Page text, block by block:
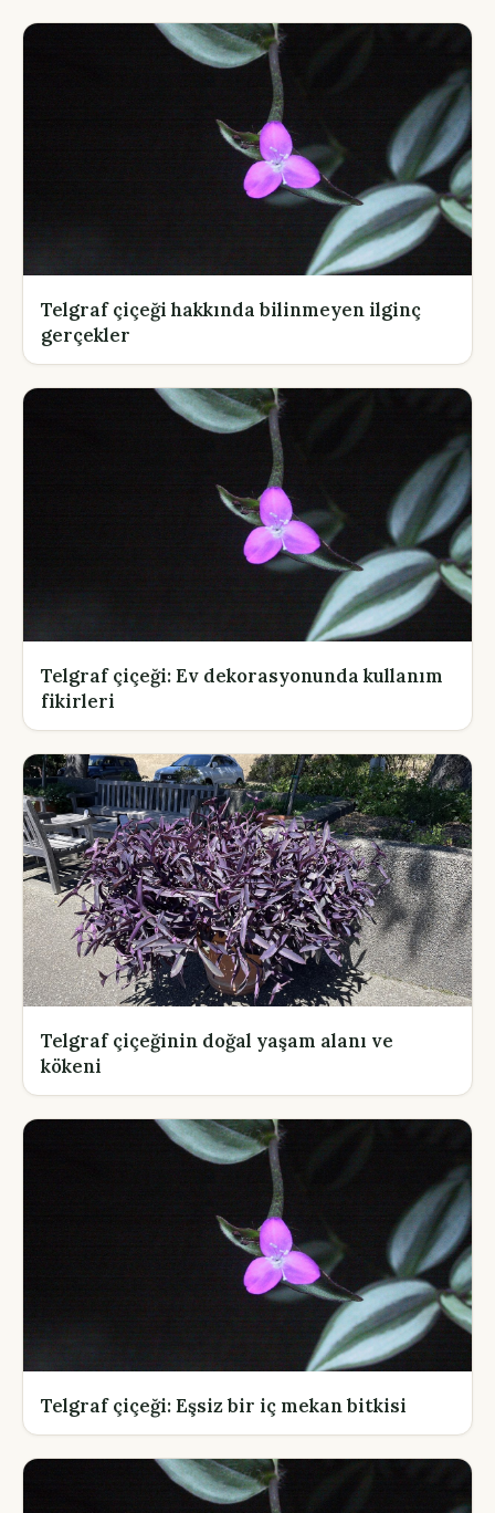
Telgraf çiçeği hakkında bilinmeyen ilginç
gerçekler
Telgraf çiçeği: Ev dekorasyonunda kullanım
fikirleri
Telgraf çiçeğinin doğal yaşam alanı ve
kökeni
Telgraf çiçeği: Eşsiz bir iç mekan bitkisi